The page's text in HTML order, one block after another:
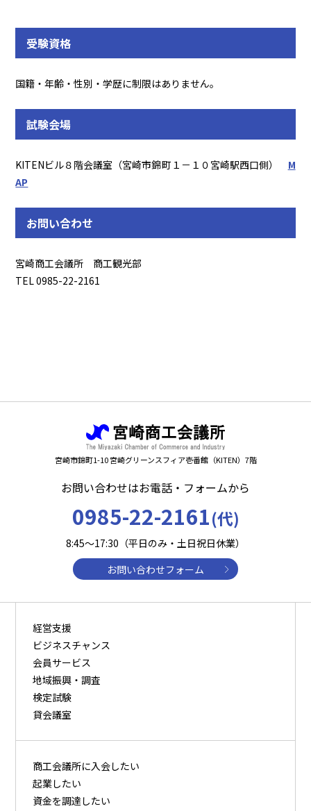
受験資格
国籍・年齢・性別・学歴に制限はありません。
試験会場
KITENビル８階会議室（宮崎市錦町１－１０宮崎駅西口側） M
AP
お問い合わせ
宮崎商工会議所 商工観光部
TEL 0985-22-2161
宮崎市錦町1-10 宮崎グリーンスフィア壱番館（KITEN）7階
お問い合わせはお電話・フォームから
0985-22-2161(代)
8:45～17:30（平日のみ・土日祝日休業）
お問い合わせフォーム
経営支援
ビジネスチャンス
会員サービス
地域振興・調査
検定試験
貸会議室
商⼯会議所に⼊会したい
起業したい
資⾦を調達したい